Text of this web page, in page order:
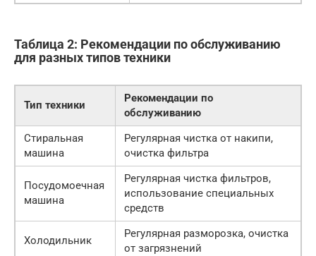
Таблица 2: Рекомендации по обслуживанию
для разных типов техники
Тип техники
Рекомендации по
обслуживанию
Стиральная
машина
Регулярная чистка от накипи,
очистка фильтра
Посудомоечная
машина
Регулярная чистка фильтров,
использование специальных
средств
Холодильник
Регулярная разморозка, очистка
от загрязнений